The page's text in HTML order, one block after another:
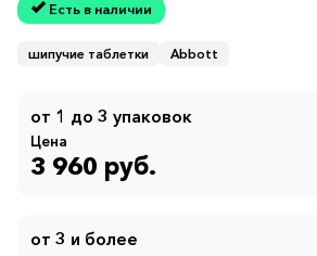
Есть в наличии
шипучие таблетки Abbott
от 1 до 3 упаковок
Цена
3 960 руб.
от 3 и более